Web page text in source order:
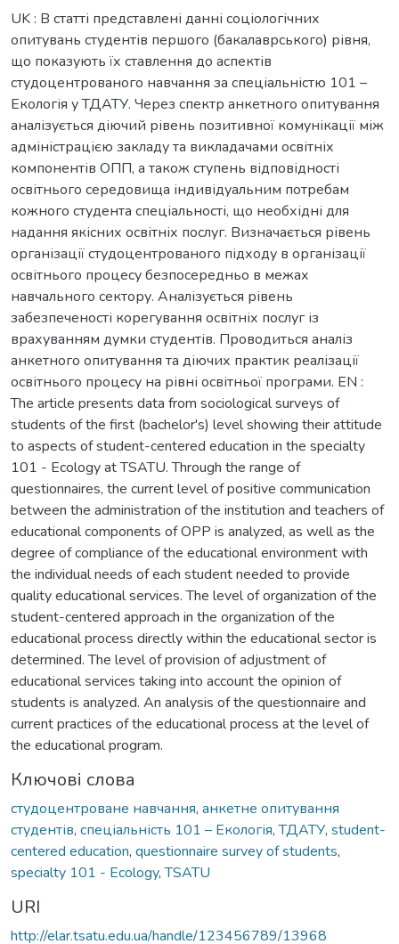
UK : В статті представлені данні соціологічних
опитувань студентів першого (бакалаврського) рівня,
що показують їх ставлення до аспектів
студоцентрованого навчання за спеціальністю 101 –
Екологія у ТДАТУ. Через спектр анкетного опитування
аналізується діючий рівень позитивної комунікації між
адміністрацією закладу та викладачами освітніх
компонентів ОПП, а також ступень відповідності
освітнього середовища індивідуальним потребам
кожного студента спеціальності, що необхідні для
надання якісних освітніх послуг. Визначається рівень
організації студоцентрованого підходу в організації
освітнього процесу безпосередньо в межах
навчального сектору. Аналізується рівень
забезпеченості корегування освітніх послуг із
врахуванням думки студентів. Проводиться аналіз
анкетного опитування та діючих практик реалізації
освітнього процесу на рівні освітньої програми. EN :
The article presents data from sociological surveys of
students of the first (bachelor's) level showing their attitude
to aspects of student-centered education in the specialty
101 - Ecology at TSATU. Through the range of
questionnaires, the current level of positive communication
between the administration of the institution and teachers of
educational components of OPP is analyzed, as well as the
degree of compliance of the educational environment with
the individual needs of each student needed to provide
quality educational services. The level of organization of the
student-centered approach in the organization of the
educational process directly within the educational sector is
determined. The level of provision of adjustment of
educational services taking into account the opinion of
students is analyzed. An analysis of the questionnaire and
current practices of the educational process at the level of
the educational program.
Ключові слова
студоцентроване навчання, анкетне опитування
студентів, спеціальність 101 – Екологія,ТДАТУ, student-
centered education, questionnaire survey of students,
specialty 101 - Ecology,TSATU
URI
http://elar.tsatu.edu.ua/handle/123456789/13968